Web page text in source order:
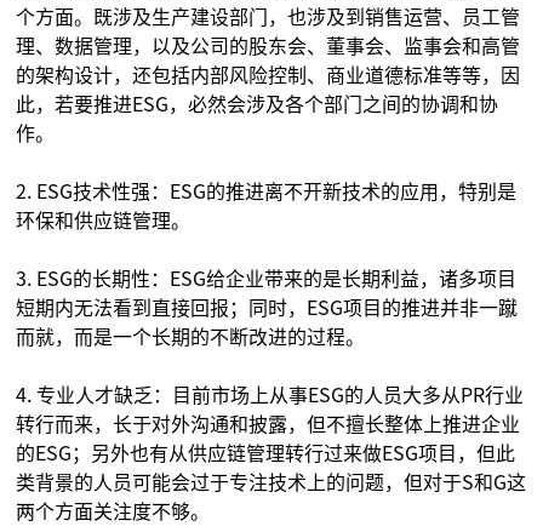
个方面。既涉及生产建设部门，也涉及到销售运营、员工管
理、数据管理，以及公司的股东会、董事会、监事会和高管
的架构设计，还包括内部风险控制、商业道德标准等等，因
此，若要推进ESG，必然会涉及各个部门之间的协调和协
作。
2. ESG技术性强：ESG的推进离不开新技术的应用，特别是
环保和供应链管理。
3. ESG的长期性：ESG给企业带来的是长期利益，诸多项目
短期内无法看到直接回报；同时，ESG项目的推进并非一蹴
而就，而是一个长期的不断改进的过程。
4. 专业人才缺乏：目前市场上从事ESG的人员大多从PR行业
转行而来，长于对外沟通和披露，但不擅长整体上推进企业
的ESG；另外也有从供应链管理转行过来做ESG项目，但此
类背景的人员可能会过于专注技术上的问题，但对于S和G这
两个方面关注度不够。